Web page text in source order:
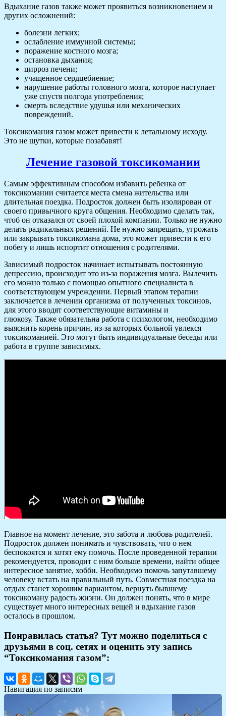
Вдыхание газов также может проявиться возникновением и
других осложнений:
болезни легких;
ослабление иммунной системы;
поражение костного мозга;
остановка дыхания;
цирроз печени;
учащенное сердцебиение;
нарушение работы головного мозга, которое наступает
уже спустя полгода употребления;
смерть вследствие удушья или механических
повреждений.
Токсикомания газом может привести к летальному исходу.
Это не шутки, которые позабавят!
Лечение газовой токсикомании
Самым эффективным способом избавить ребенка от
токсикомании считается места смена жительства или
длительная поездка. Подросток должен быть изолирован от
своего привычного круга общения. Необходимо сделать так,
чтоб он отказался от своей плохой компании. Только не нужно
делать радикальных решений. Не нужно запрещать, угрожать
или закрывать токсикомана дома, это может привести к его
побегу и лишь испортит отношения с родителями.
Зависимый подросток начинает испытывать постоянную
депрессию, происходит это из-за поражения мозга. Вылечить
его можно только с помощью опытного специалиста в
соответствующем учреждении. Первый этапом терапии
заключается в лечении организма от полученных токсинов,
для этого вводят соответствующие витамины и
глюкозу. Также обязательна работа с психологом, необходимо
выяснить корень причин, из-за которых больной увлекся
токсикоманией. Это могут быть индивидуальные беседы или
работа в группе зависимых.
Главное на момент лечение, это забота и любовь родителей.
Подросток должен понимать и чувствовать, что о нем
беспокоятся и хотят ему помочь. После проведенной терапии
рекомендуется, проводит с ним больше времени, найти общее
интересное занятие, хобби. Необходимо помочь запутавшему
человеку встать на правильный путь. Совместная поездка на
отдых станет хорошим вариантом, вернуть бывшему
токсикоману радость жизни. Он должен понять, что в мире
существует много интересных вещей и вдыхание газов
осталось в прошлом.
Понравилась статья? Тут можно поделиться с
друзьями в соц. сетях и оценить эту запись
“Токсикомания газом”:
Навигация по записям